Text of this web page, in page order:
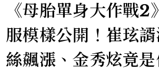
《母胎單身大作戰
服模樣公開！崔玹
絲飆漲、金秀炫竟是